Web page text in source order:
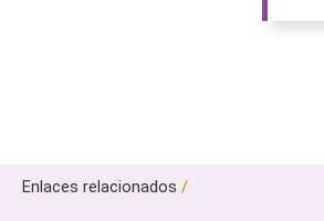
Enlaces relacionados /